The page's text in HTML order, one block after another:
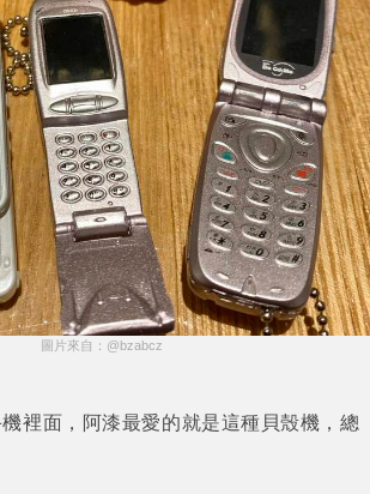
圖片來自：@bzabcz
裡面，阿漆最愛的就是這種貝殼機，總